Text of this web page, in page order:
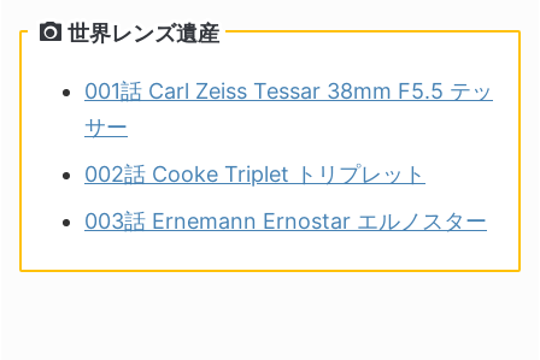
世界レンズ遺産
001話 Carl Zeiss Tessar 38mm F5.5 テッ
サー
002話 Cooke Triplet トリプレット
003話 Ernemann Ernostar エルノスター